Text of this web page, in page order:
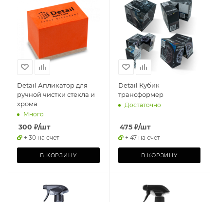
Detail Апликатор для
ручной чистки стекла и
хрома
Много
300 ₽/шт
+ 30 на счет
В КОРЗИНУ
Detail Кубик
трансформер
Достаточно
475₽/шт
+ 47 на счет
В КОРЗИНУ